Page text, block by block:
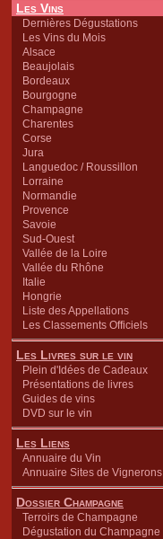
Les Vins
Dernières Dégustations
Les Vins du Mois
Alsace
Beaujolais
Bordeaux
Bourgogne
Champagne
Charentes
Corse
Jura
Languedoc / Roussillon
Lorraine
Normandie
Provence
Savoie
Sud-Ouest
Vallée de la Loire
Vallée du Rhône
Italie
Hongrie
Liste des Appellations
Les Classements Officiels
Les Livres sur le vin
Plein d'Idées de Cadeaux
Présentations de livres
Guides de vins
DVD sur le vin
Les Liens
Annuaire du Vin
Annuaire Sites de Vignerons
Dossier Champagne
Terroirs de Champagne
Dégustation du Champagne